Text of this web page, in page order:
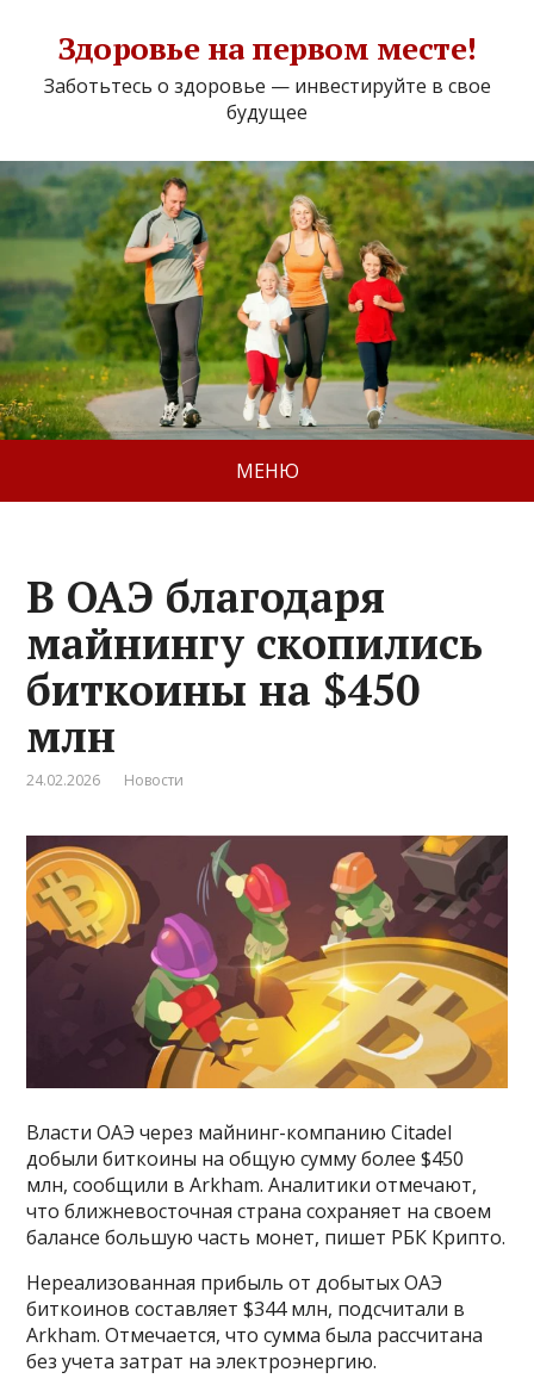
Здоровье на первом месте!
Заботьтесь о здоровье — инвестируйте в свое
будущее
МЕНЮ
В ОАЭ благодаря
майнингу скопились
биткоины на $450
млн
24.02.2026 Новости
Власти ОАЭ через майнинг-компанию Citadel
добыли биткоины на общую сумму более $450
млн, сообщили в Arkham. Аналитики отмечают,
что ближневосточная страна сохраняет на своем
балансе большую часть монет, пишет РБК Крипто.
Нереализованная прибыль от добытых ОАЭ
биткоинов составляет $344 млн, подсчитали в
Arkham. Отмечается, что сумма была рассчитана
без учета затрат на электроэнергию.